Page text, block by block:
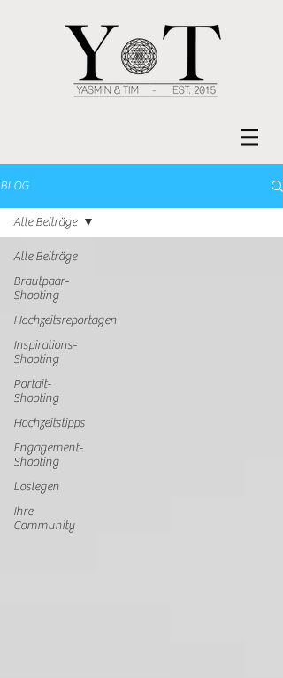
BLOG
Alle Beiträge
Brautpaar-
Shooting
Hochzeitsreportagen
Inspirations-
Shooting
Portait-
Shooting
Hochzeitstipps
Engagement-
Shooting
Loslegen
Ihre
Community
Alle Beiträge